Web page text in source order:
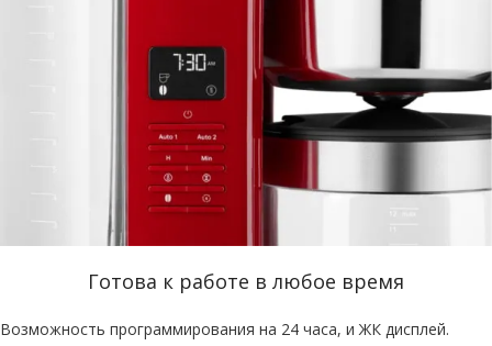
Готова к работе в любое время
Возможность программирования на 24 часа, и ЖК дисплей.